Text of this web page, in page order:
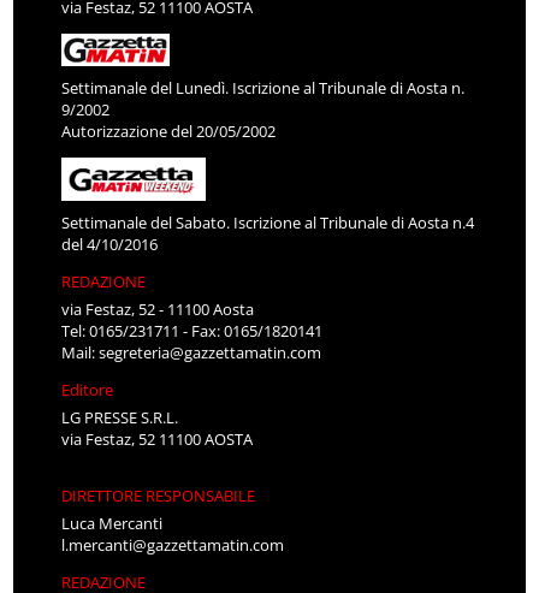
via Festaz, 52 11100 AOSTA
Settimanale del Lunedì. Iscrizione al Tribunale di Aosta n.
9/2002
Autorizzazione del 20/05/2002
Settimanale del Sabato. Iscrizione al Tribunale di Aosta n.4
del 4/10/2016
REDAZIONE
via Festaz, 52 - 11100 Aosta
Tel: 0165/231711 - Fax: 0165/1820141
Mail:segreteria@gazzettamatin.com
Editore
LG PRESSE S.R.L.
via Festaz, 52 11100 AOSTA
DIRETTORE RESPONSABILE
Luca Mercanti
l.mercanti@gazzettamatin.com
REDAZIONE